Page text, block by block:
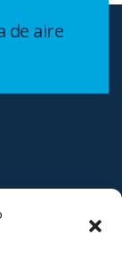
de aire